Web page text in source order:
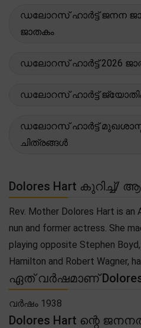
ഡലോറസ് ഹാർട്ട് ജനന
ജാതകം
ഡലോറസ് ഹാർട്ട് 2026
ഡലോറസ് ഹാർട്ട് ജ്യോതിഷ
ഡലോറസ് ഹാർട്ട്
ചിത്രങ്ങൾ
Dolores Hart കുറിച്ച്/
Rev. Mother Dolores Hart is an
nun and former actress. She
playing opposite Stephen
Hamilton and Robert Wagner,
ഏത് വർഷമാണ് Dolores
വർഷം 1938
Dolores Hart ന്റെ